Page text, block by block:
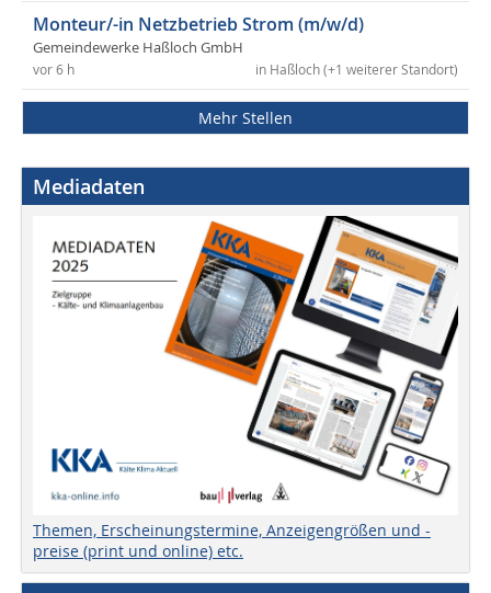
Monteur/-in Netzbetrieb Strom (m/w/d)
Gemeindewerke Haßloch GmbH
in Haßloch (+1 weiterer Standort)
vor 6 h
Mehr Stellen
Mediadaten
Themen, Erscheinungstermine, Anzeigengrößen und -
preise (print und online) etc.